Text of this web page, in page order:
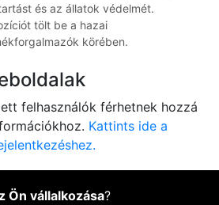
és az állatok védelmét.
tölt be a hazai
körében.
felhasználók férhetnek hozzá
Kattints ide a
Ön vállalkozása?